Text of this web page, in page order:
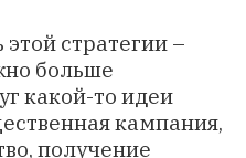
этой стратегии –
больше
какой-то идеи
кампания,
получение